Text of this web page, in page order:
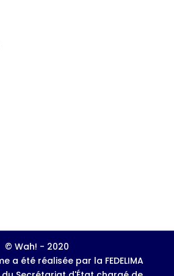
© Wah! - 2020
a été réalisée par la FEDELIMA